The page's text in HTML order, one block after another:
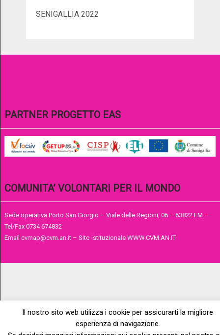
SENIGALLIA 2022
PARTNER PROGETTO EAS
COMUNITA’ VOLONTARI PER IL MONDO
Sede operativa Porto San Giorgio – Viale delle Regioni, 06 – 63822 FM –
Tel/Fax 0734 674832
Email cvmap@cvm.an.it – Sito istituzionale WWW.CVM.AN.IT
Il nostro sito web utilizza i cookie per assicurarti la migliore
esperienza di navigazione.